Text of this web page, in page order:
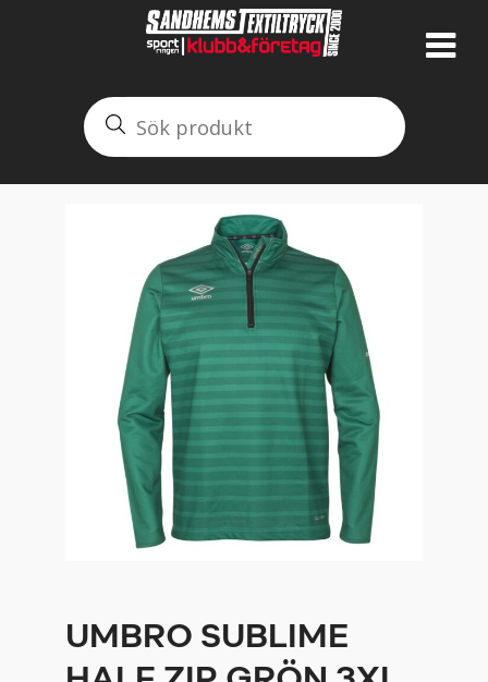
UMBRO SUBLIME